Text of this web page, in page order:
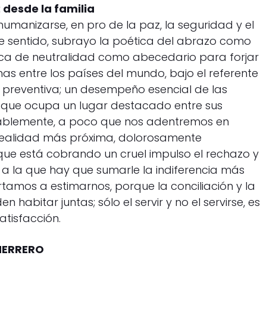
desde la familia
en pro de la paz, la seguridad y el
sentido, subrayo la poética del abrazo como
de neutralidad como abecedario para forjar
entre los países del mundo, bajo el referente
un desempeño esencial de las
que ocupa un lugar destacado entre sus
a poco que nos adentremos en
más próxima, dolorosamente
está cobrando un cruel impulso el rechazo y
la que hay que sumarle la indiferencia más
a estimarnos, porque la conciliación y la
habitar juntas; sólo el servir y no el servirse, es